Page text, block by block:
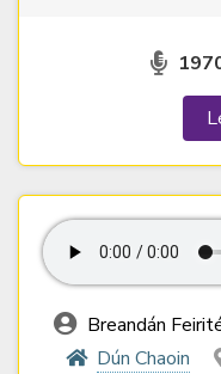
Breandán
Dún Chaoin